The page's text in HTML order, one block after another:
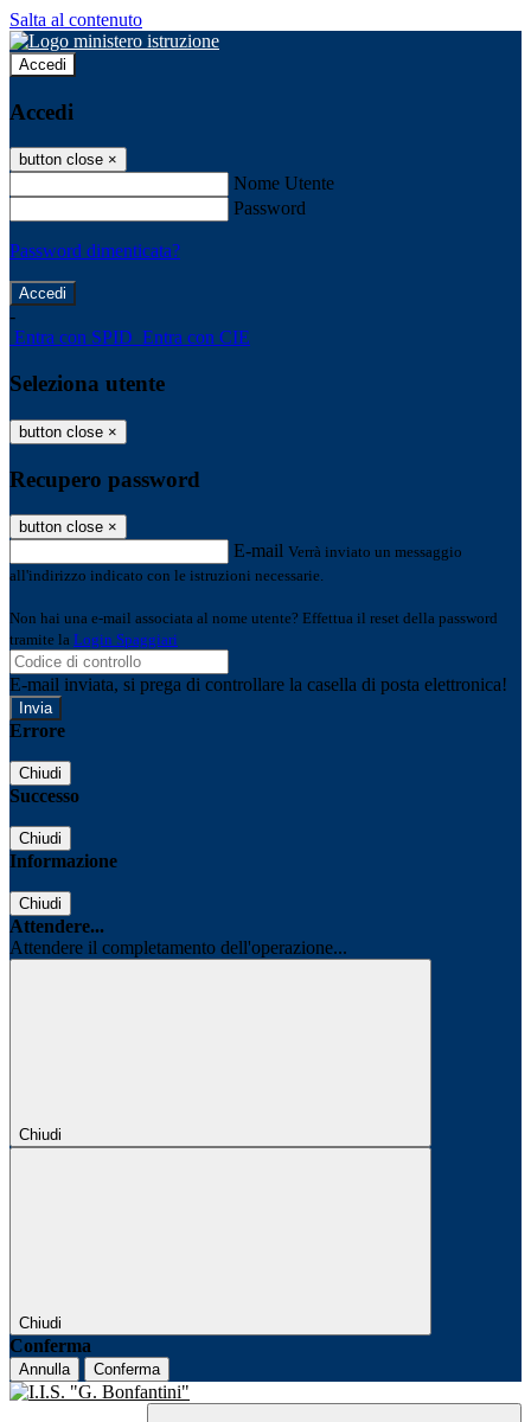
Salta al contenuto
Accedi
Accedi
button close ×
Nome Utente
Password
Password dimenticata?
-
Entra con SPID Entra con CIE
Seleziona utente
button close ×
Recupero password
button close ×
E-mail Verrà inviato un messaggio
all'indirizzo indicato con le istruzioni necessarie.
Non hai una e-mail associata al nome utente? Effettua il reset della password
tramite la Login Spaggiari
E-mail inviata, si prega di controllare la casella di posta elettronica!
Errore
Chiudi
Successo
Chiudi
Informazione
Chiudi
Attendere...
Attendere il completamento dell'operazione...
Chiudi
Chiudi
Conferma
Annulla Conferma